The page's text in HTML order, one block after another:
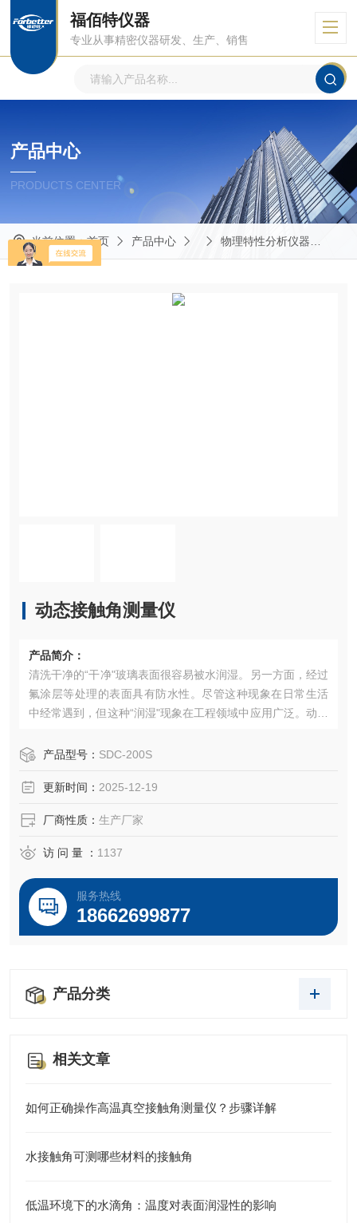
福佰特仪器
专业从事精密仪器研发、生产、销售
产品中心
PRODUCTS CENTER
当前位置：首页 产品中心 物理特性分析仪器
动态接触角测量仪
产品简介：
清洗干净的“干净"玻璃表面很容易被水润湿。另一方面，经过
氟涂层等处理的表面具有防水性。尽管这种现象在日常生活
中经常遇到，但这种“润湿"现象在工程领域中应用广泛。动态
产品型号： SDC-200S
更新时间： 2025-12-19
厂商性质： 生产厂家
访 问 量 ： 1137
服务热线
18662699877
产品分类
相关文章
如何正确操作高温真空接触角测量仪？步骤详解
水接触角可测哪些材料的接触角
低温环境下的水滴角：温度对表面润湿性的影响